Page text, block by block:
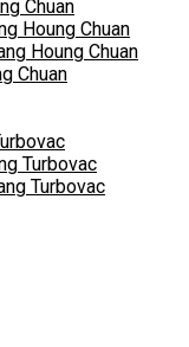
Chuan
Houng Chuan
Houng Chuan
Chuan
Turbovac
Turbovac